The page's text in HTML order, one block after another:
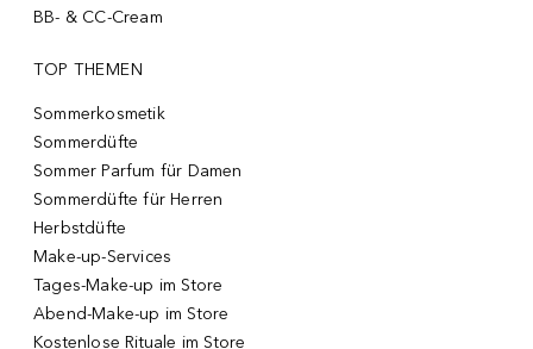
BB- & CC-Cream
TOP THEMEN
Sommerkosmetik
Sommerdüfte
Sommer Parfum für Damen
Sommerdüfte für Herren
Herbstdüfte
Make-up-Services
Tages-Make-up im Store
Abend-Make-up im Store
Kostenlose Rituale im Store